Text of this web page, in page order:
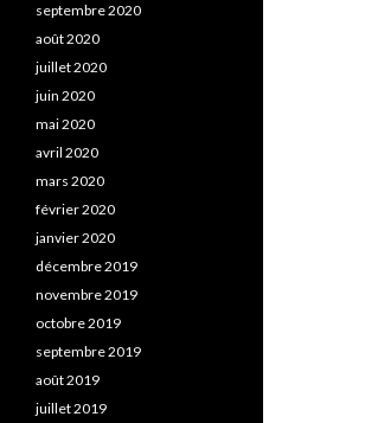
septembre 2020
août 2020
juillet 2020
juin 2020
mai 2020
avril 2020
mars 2020
février 2020
janvier 2020
décembre 2019
novembre 2019
octobre 2019
septembre 2019
août 2019
juillet 2019